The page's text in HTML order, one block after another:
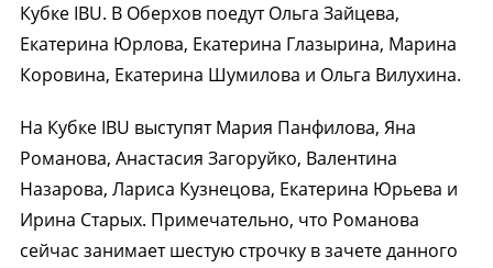
Кубке IBU. В Оберхов поедут Ольга Зайцева,
Екатерина Юрлова, Екатерина Глазырина, Марина
Коровина, Екатерина Шумилова и Ольга Вилухина.
На Кубке IBU выступят Мария Панфилова, Яна
Романова, Анастасия Загоруйко, Валентина
Назарова, Лариса Кузнецова, Екатерина Юрьева и
Ирина Старых. Примечательно, что Романова
сейчас занимает шестую строчку в зачете данного